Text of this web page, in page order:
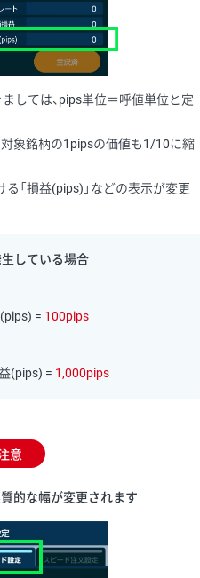
しては、pips単位＝呼値単位と定
対象銘柄の1pipsの価値も1/10に縮
「損益(pips)」などの表示が変更
している場合
= 100pips
(pips) = 1,000pips
意
的な幅が変更されます